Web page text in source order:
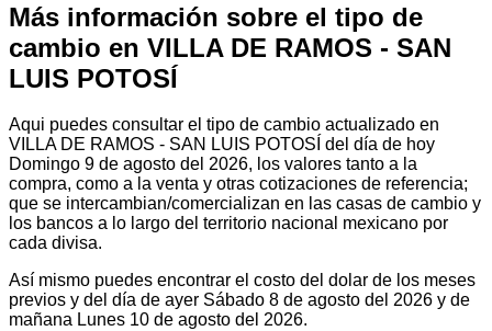
Más información sobre el tipo de
cambio en VILLA DE RAMOS - SAN
LUIS POTOSÍ
Aqui puedes consultar el tipo de cambio actualizado en
VILLA DE RAMOS - SAN LUIS POTOSÍ del día de hoy
Domingo 9 de agosto del 2026, los valores tanto a la
compra, como a la venta y otras cotizaciones de referencia;
que se intercambian/comercializan en las casas de cambio y
los bancos a lo largo del territorio nacional mexicano por
cada divisa.
Así mismo puedes encontrar el costo del dolar de los meses
previos y del día de ayer Sábado 8 de agosto del 2026 y de
mañana Lunes 10 de agosto del 2026.